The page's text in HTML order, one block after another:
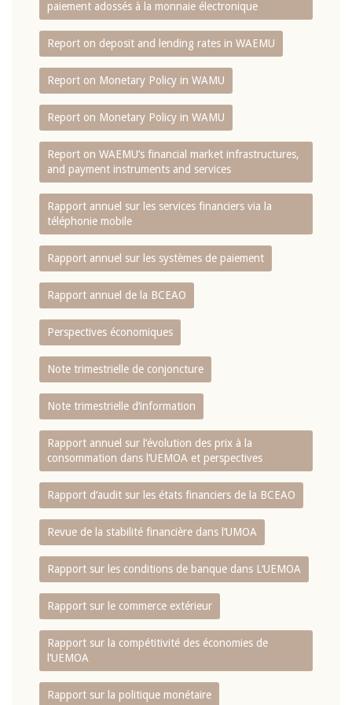
paiement adossés à la monnaie électronique
Report on deposit and lending rates in WAEMU
Report on Monetary Policy in WAMU
Report on Monetary Policy in WAMU
Report on WAEMU’s financial market infrastructures,
and payment instruments and services
Rapport annuel sur les services financiers via la
téléphonie mobile
Rapport annuel sur les systèmes de paiement
Rapport annuel de la BCEAO
Perspectives économiques
Note trimestrielle de conjoncture
Note trimestrielle d‘information
Rapport annuel sur l‘évolution des prix à la
consommation dans l‘UEMOA et perspectives
Rapport d‘audit sur les états financiers de la BCEAO
Revue de la stabilité financière dans l‘UMOA
Rapport sur les conditions de banque dans L‘UEMOA
Rapport sur le commerce extérieur
Rapport sur la compétitivité des économies de
l‘UEMOA
Rapport sur la politique monétaire